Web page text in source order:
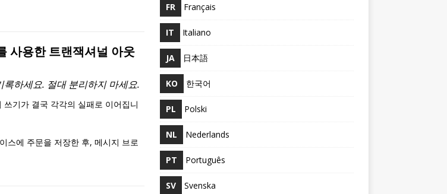
사용한 트랜잭셔널 아웃
하세요. 절대 분리하지 마세요.
기가 결국 각각의 실패로 이어집니
스에 주문을 저장한 후, 메시지 브로
FR Français
IT Italiano
JA 日本語
KO 한국어
PL Polski
NL Nederlands
PT Português
SV Svenska